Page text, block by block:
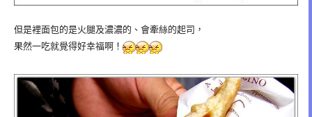
但是裡面包的是火腿及濃濃的、會牽絲的起司，
果然一吃就覺得好幸福啊！